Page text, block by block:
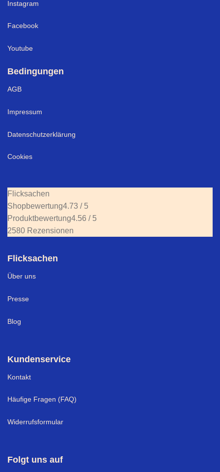
Instagram
Facebook
Youtube
Bedingungen
AGB
Impressum
Datenschutzerklärung
Cookies
Flicksachen
Shopbewertung4.73 / 5
Produktbewertung4.56 / 5
2580 Rezensionen
Flicksachen
Über uns
Presse
Blog
Kundenservice
Kontakt
Häufige Fragen (FAQ)
Widerrufsformular
Folgt uns auf